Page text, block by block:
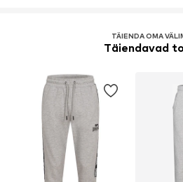
TÄIENDA OMA
Täiendavad